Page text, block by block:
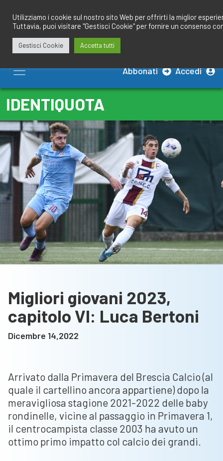
contenuto
Abbonati Accedi
IDENTIQUOTA
Migliori giovani 2023,
capitolo VI: Luca Bertoni
Dicembre 14,2022
Arrivato dalla Primavera del Brescia Calcio (al
quale il cartellino ancora appartiene) dopo la
meravigliosa stagione 2021-2022 delle baby
rondinelle, vicine al passaggio in Primavera 1,
il centrocampista classe 2003 ha avuto un
ottimo primo impatto col calcio dei grandi.
Utilizziamo i cookie sul nostro sito Web per offrirti la miglior
Tuttavia, puoi visitare "Gestisci Cookie" per fornire un consenso
Gestisci Cookie Accetta tutti